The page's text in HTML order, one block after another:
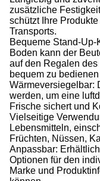
zusätzliche
schützt Ihre
Transports.
Bequeme Stand-
Boden kann der
auf den Regalen
bequem zu bedienen
Wärmeversiegelbar:
werden, um eine
Frische sichert und
Vielseitige
Lebensmitteln,
Früchten, Nüssen,
Anpassbar:
Optionen für den
Marke und